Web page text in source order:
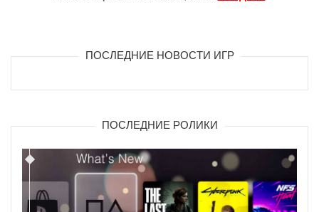
ПОСЛЕДНИЕ НОВОСТИ ИГР
ПОСЛЕДНИЕ РОЛИКИ